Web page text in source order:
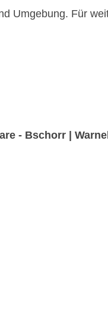
Umgebung. Für
- Bschorr |